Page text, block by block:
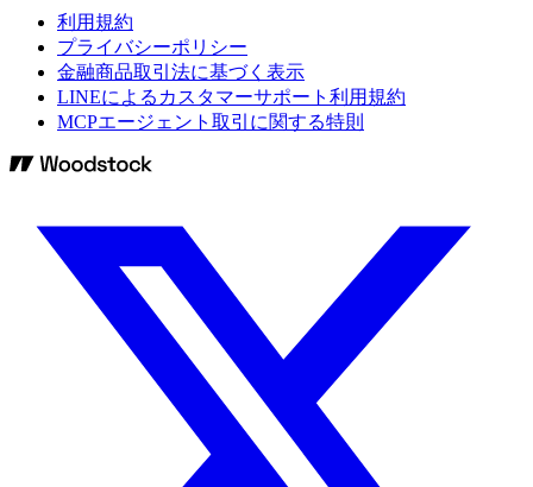
利用規約
プライバシーポリシー
金融商品取引法に基づく表示
LINEによるカスタマーサポート利用規約
MCPエージェント取引に関する特則